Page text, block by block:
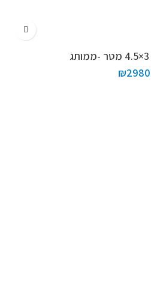
₪2980